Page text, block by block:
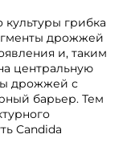
грибка
дрожжей
и, таким
центральную
дрожжей с
барьер. Тем
Candida